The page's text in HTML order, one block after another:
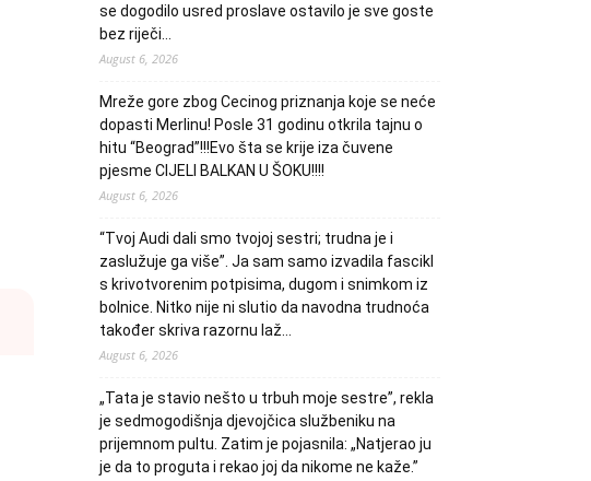
se dogodilo usred proslave ostavilo je sve goste
bez riječi…
August 6, 2026
Mreže gore zbog Cecinog priznanja koje se neće
dopasti Merlinu! Posle 31 godinu otkrila tajnu o
hitu “Beograd”!!!Evo šta se krije iza čuvene
pjesme CIJELI BALKAN U ŠOKU!!!!
August 6, 2026
“Tvoj Audi dali smo tvojoj sestri; trudna je i
zaslužuje ga više”. Ja sam samo izvadila fascikl
s krivotvorenim potpisima, dugom i snimkom iz
bolnice. Nitko nije ni slutio da navodna trudnoća
također skriva razornu laž…
August 6, 2026
„Tata je stavio nešto u trbuh moje sestre”, rekla
je sedmogodišnja djevojčica službeniku na
prijemnom pultu. Zatim je pojasnila: „Natjerao ju
je da to proguta i rekao joj da nikome ne kaže.”